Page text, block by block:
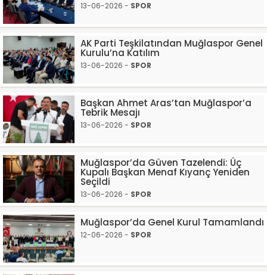
13-06-2026 - SPOR
AK Parti Teşkilatından Muğlaspor Genel
Kurulu’na Katılım
13-06-2026 - SPOR
Başkan Ahmet Aras’tan Muğlaspor’a
Tebrik Mesajı
13-06-2026 - SPOR
Muğlaspor’da Güven Tazelendi: Üç
Kupalı Başkan Menaf Kıyanç Yeniden
Seçildi
13-06-2026 - SPOR
Muğlaspor’da Genel Kurul Tamamlandı
12-06-2026 - SPOR